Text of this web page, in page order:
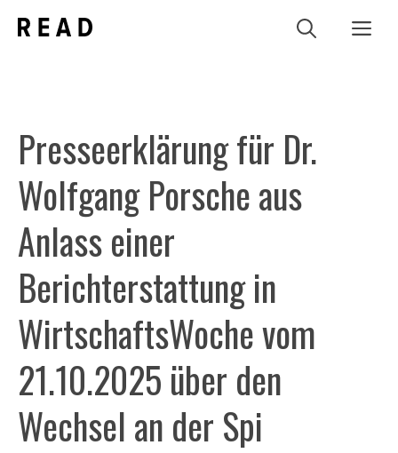
Inhalt
Presseerklärung für Dr.
Wolfgang Porsche aus
Anlass einer
Berichterstattung in
WirtschaftsWoche vom
21.10.2025 über den
Wechsel an der Spi